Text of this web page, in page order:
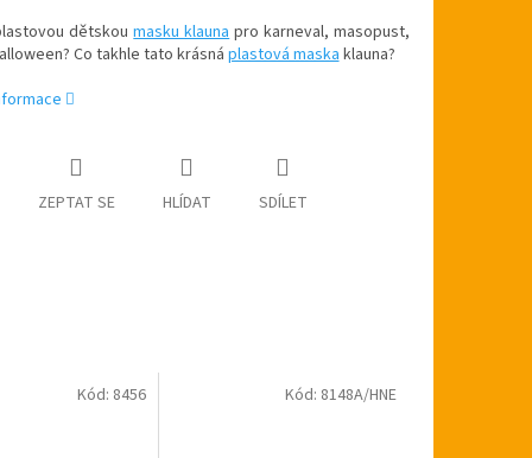
dětskoumasku klaunapro karneval, masopust,
Co takhle tato krásná plastová maskaklauna?
ZEPTAT SE HLÍDAT SDÍLET
Kód: 8456 Kód: 8148A/HNE